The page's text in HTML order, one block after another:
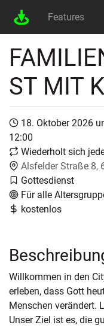
Features
ST MIT
18. Oktober 2026
12:00
Wiederholt sich
Alsfelder Straße 8,
Gottesdienst
Für alle
kostenlos
Willkommen in den
erleben, dass Gott
Menschen verändert.
Unser Ziel ist es, die